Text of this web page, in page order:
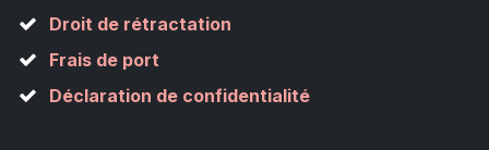
Droit de rétractation
Frais de port
Déclaration de confidentialité